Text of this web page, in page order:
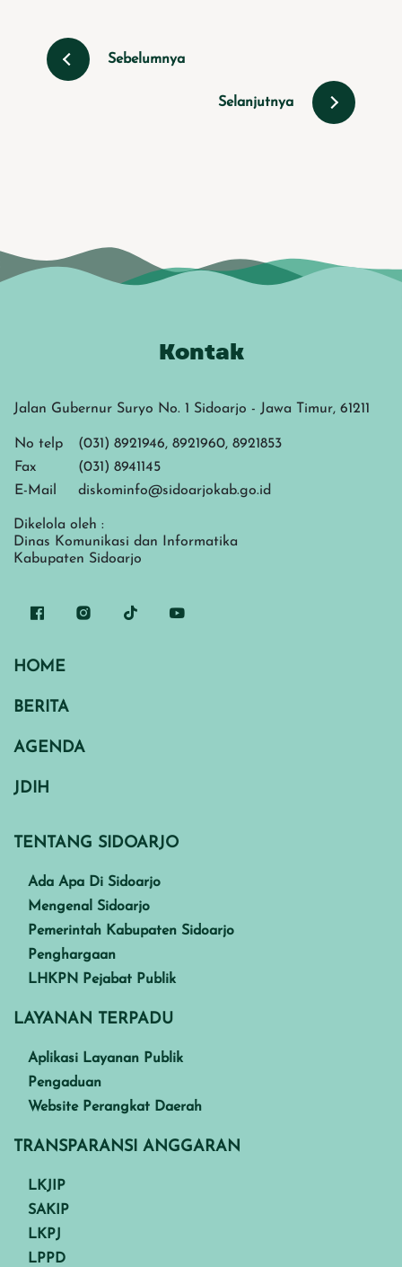
Sebelumnya
Selanjutnya
Kontak
Jalan Gubernur Suryo No. 1 Sidoarjo - Jawa Timur, 61211
No telp
(031) 8921946, 8921960, 8921853
Fax
(031) 8941145
E-Mail
diskominfo@sidoarjokab.go.id
Dikelola oleh :
Dinas Komunikasi dan Informatika
Kabupaten Sidoarjo
HOME
BERITA
AGENDA
JDIH
TENTANG SIDOARJO
Ada Apa Di Sidoarjo
Mengenal Sidoarjo
Pemerintah Kabupaten Sidoarjo
Penghargaan
LHKPN Pejabat Publik
LAYANAN TERPADU
Aplikasi Layanan Publik
Pengaduan
Website Perangkat Daerah
TRANSPARANSI ANGGARAN
LKJIP
SAKIP
LKPJ
LPPD